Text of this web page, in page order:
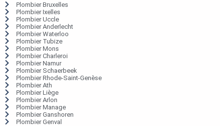
Plombier Bruxelles
Plombier Ixelles
Plombier Uccle
Plombier Anderlecht
Plombier Waterloo
Plombier Tubize
Plombier Mons
Plombier Charleroi
Plombier Namur
Plombier Schaerbeek
Plombier Rhode-Saint-Genèse
Plombier Ath
Plombier Liège
Plombier Arlon
Plombier Manage
Plombier Ganshoren
Plombier Genval